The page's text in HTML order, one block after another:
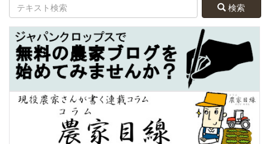
検索